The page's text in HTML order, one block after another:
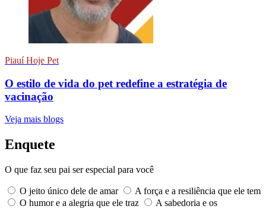
Piauí Hoje Pet
O estilo de vida do pet redefine a estratégia de
vacinação
Veja mais blogs
Enquete
O que faz seu pai ser especial para você
O jeito único dele de amar
A força e a resiliência que ele tem
O humor e a alegria que ele traz
A sabedoria e os